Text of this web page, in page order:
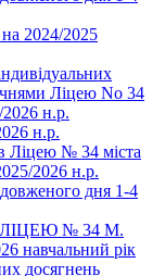
2024/2025
Ліцею No 34
н.р.
н.р.
Ліцею № 34 міста
2026 н.р.
дня 1-4
№ 34 М.
навчальний рік
досягнень